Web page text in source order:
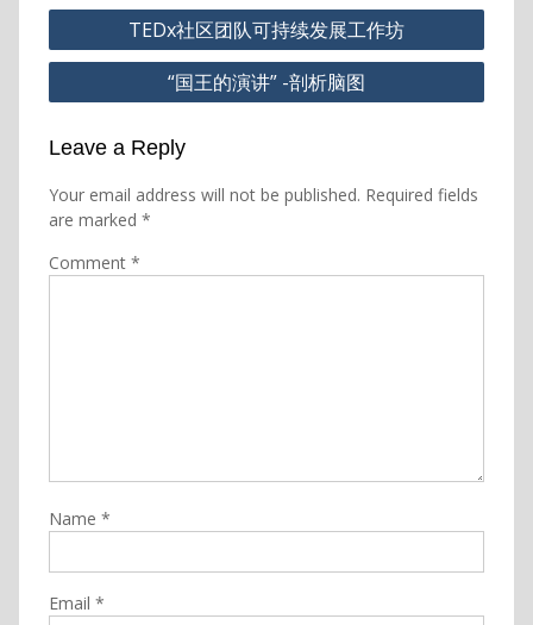
Post
navigation
TEDx社区团队可持续发展工作坊
“国王的演讲” -剖析脑图
Leave a Reply
Your email address will not be published. Required fields
are marked *
Comment *
Name *
Email *